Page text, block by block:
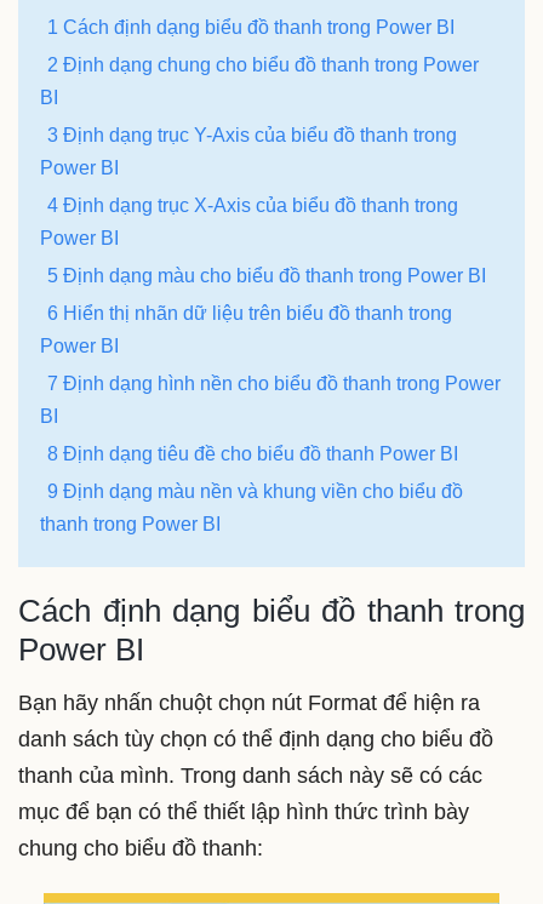
1 Cách định dạng biểu đồ thanh trong Power BI
2 Định dạng chung cho biểu đồ thanh trong Power
BI
3 Định dạng trục Y-Axis của biểu đồ thanh trong
Power BI
4 Định dạng trục X-Axis của biểu đồ thanh trong
Power BI
5 Định dạng màu cho biểu đồ thanh trong Power BI
6 Hiển thị nhãn dữ liệu trên biểu đồ thanh trong
Power BI
7 Định dạng hình nền cho biểu đồ thanh trong Power
BI
8 Định dạng tiêu đề cho biểu đồ thanh Power BI
9 Định dạng màu nền và khung viền cho biểu đồ
thanh trong Power BI
Cách định dạng biểu đồ thanh trong
Power BI
Bạn hãy nhấn chuột chọn nút Format để hiện ra
danh sách tùy chọn có thể định dạng cho biểu đồ
thanh của mình. Trong danh sách này sẽ có các
mục để bạn có thể thiết lập hình thức trình bày
chung cho biểu đồ thanh: